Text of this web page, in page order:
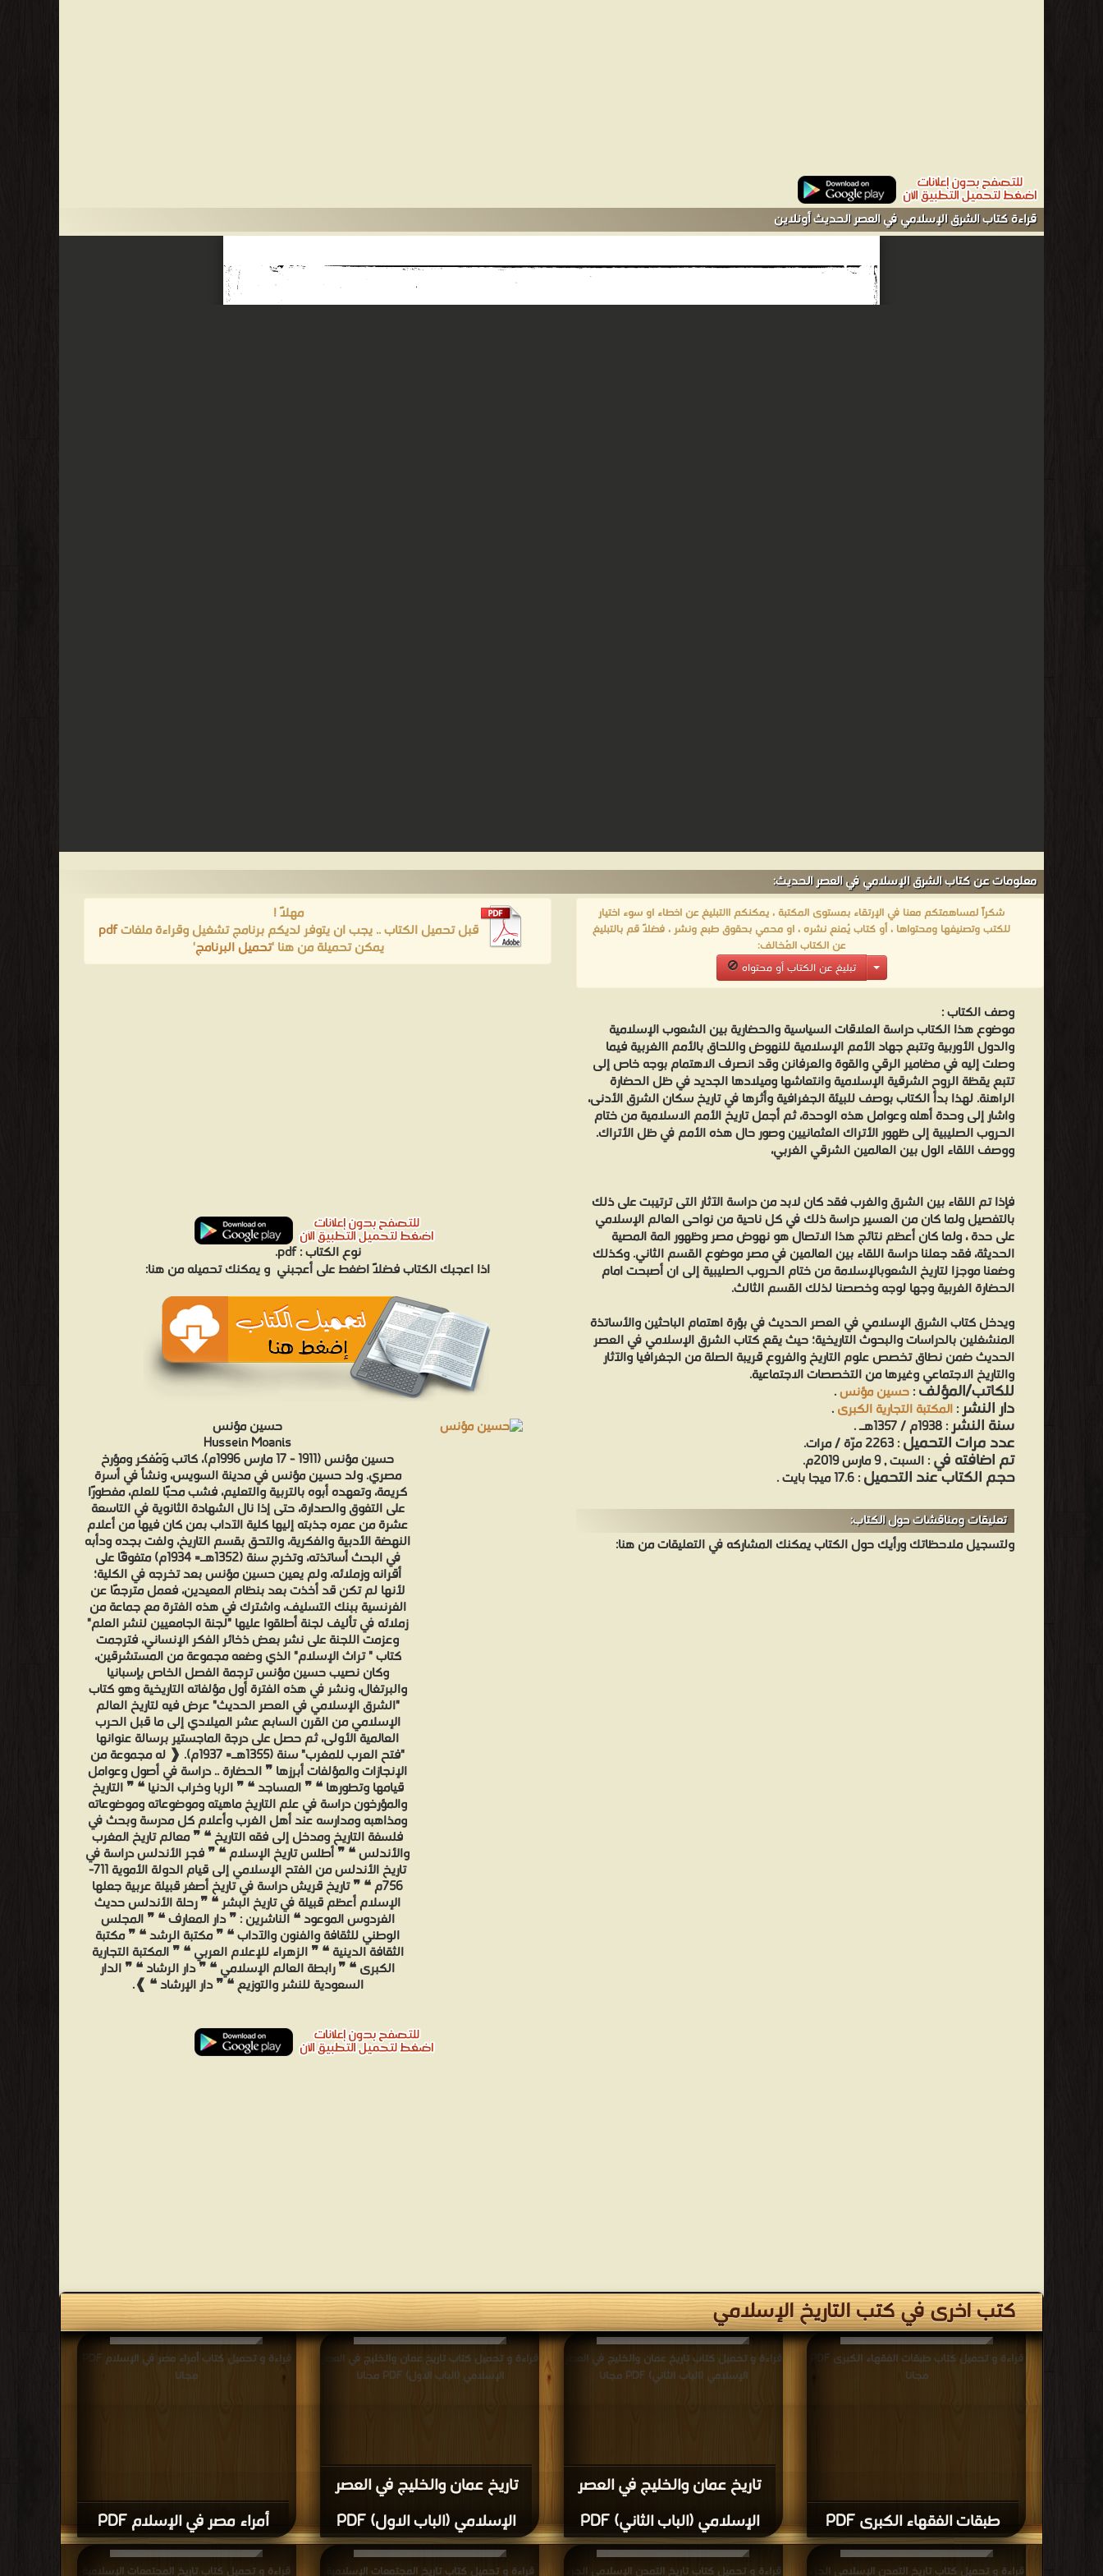
قراءة كتاب الشرق الإسلامي في العصر الحديث أونلاين
معلومات عن كتاب الشرق الإسلامي في العصر الحديث:
شكراً لمساهمتكم معنا في الإرتقاء بمستوى المكتبة ، يمكنكم االتبليغ عن اخطاء او سوء اختيار
للكتب وتصنيفها ومحتواها ، أو كتاب يُمنع نشره ، او محمي بحقوق طبع ونشر ، فضلاً قم بالتبليغ
عن الكتاب المُخالف:
تبليغ عن الكتاب أو محتواه
وصف الكتاب :
موضوع هذا الكتاب دراسة العلاقات السياسية والحضارية بين الشعوب الإسلامية
والدول الأوربية وتتبع جهاد الأمم الإسلامية للنهوض واللحاق بالأمم االغربية فيما
وصلت إليه في مضامير الرقي والقوة والعرفانن وقد انصرف الاهتمام بوجه خاص إلى
تتبع يقظة الروح الشرقية الإسلامية وانتعاشها وميلادها الجديد في ظل الحضارة
الراهنة. لهذا بدأ الكتاب بوصف للبيئة الجغرافية وأثرها في تاريخ سكان الشرق الأدنى،
واشار إلى وحدة أهله وعوامل هذه الوحدة، ثم أجمل تاريخ الأمم الاسلامية من ختام
الحروب الصليبية إلى ظهور الأتراك العثمانيين وصور حال هذه الأمم في ظل الأتراك.
ووصف اللقاء الول بين العالمين الشرقي الغربي،
فإذا تم اللقاء بين الشرق والغرب فقد كان لابد من دراسة الآثار التى ترتيبت على ذلك
بالتفصيل ولما كان من العسير دراسة ذلك في كل ناحية من نواحى العالم الإسلامي
على حدة ، ولما كان أعظم نتائج هذا الاتصال هو نهوض مصر وظهور المة المصية
الحديثة، فقد جعلنا دراسة اللقاء بين العالمين في مصر موضوع القسم الثاني. وكذلك
وضعنا موجزا لتاريخ الشعوبالإسلامة من ختام الحروب الصليبية إلى ان أصبحت امام
الحضارة الغربية وجها لوجه وخصصنا لذلك القسم الثالث.
ويدخل كتاب الشرق الإسلامي في العصر الحديث في بؤرة اهتمام الباحثين والأساتذة
المنشغلين بالدراسات والبحوث التاريخية؛ حيث يقع كتاب الشرق الإسلامي في العصر
الحديث ضمن نطاق تخصص علوم التاريخ والفروع قريبة الصلة من الجغرافيا والآثار
والتاريخ الاجتماعي وغيرها من التخصصات الاجتماعية.
للكاتب/المؤلف:حسين مؤنس.
دار النشر:المكتبة التجارية الكبرى.
سنة النشر: 1938م / 1357هـ .
عدد مرات التحميل: 2263 مرّة / مرات.
تم اضافته في: السبت , 9 مارس 2019م.
حجم الكتاب عند التحميل: 17.6 ميجا بايت .
تعليقات ومناقشات حول الكتاب:
ولتسجيل ملاحظاتك ورأيك حول الكتاب يمكنك المشاركه في التعليقات من هنا:
مهلاً !
قبل تحميل الكتاب .. يجب ان يتوفر لديكم برنامج تشغيل وقراءة ملفاتpdf
يمكن تحميلة من هنا 'تحميل البرنامج'
نوع الكتاب :pdf.
اذا اعجبك الكتاب فضلاً اضغط على أعجبني و يمكنك تحميله من هنا:
حسين مؤنس
Hussein Moanis
حسين مؤنس (1911 - 17 مارس 1996م)، كاتب وَمُفكر ومؤرخ
مصري. ولد حسين مؤنس في مدينة السويس، ونشأ في أسرة
كريمة، وتعهده أبوه بالتربية والتعليم، فشب محبًا للعلم، مفطورًا
على التفوق والصدارة، حتى إذا نال الشهادة الثانوية في التاسعة
عشرة من عمره جذبته إليها كلية الآداب بمن كان فيها من أعلام
النهضة الأدبية والفكرية، والتحق بقسم التاريخ، ولفت بجده ودأبه
في البحث أساتذته، وتخرج سنة (1352هـ= 1934م) متفوقًا على
أقرانه وزملائه، ولم يعين حسين مؤنس بعد تخرجه في الكلية؛
لأنها لم تكن قد أخذت بعد بنظام المعيدين، فعمل مترجمًا عن
الفرنسية ببنك التسليف، واشترك في هذه الفترة مع جماعة من
زملائه في تأليف لجنة أطلقوا عليها "لجنة الجامعيين لنشر العلم"
وعزمت اللجنة على نشر بعض ذخائر الفكر الإنساني، فترجمت
كتاب " تراث الإسلام" الذي وضعه مجموعة من المستشرقين،
وكان نصيب حسين مؤنس ترجمة الفصل الخاص بإسبانيا
والبرتغال، ونشر في هذه الفترة أول مؤلفاته التاريخية وهو كتاب
"الشرق الإسلامي في العصر الحديث" عرض فيه لتاريخ العالم
الإسلامي من القرن السابع عشر الميلادي إلى ما قبل الحرب
العالمية الأولى، ثم حصل على درجة الماجستير برسالة عنوانها
"فتح العرب للمغرب" سنة (1355هـ= 1937م). ❰ له مجموعة من
الإنجازات والمؤلفات أبرزها ❞ الحضارة .. دراسة في أصول وعوامل
قيامها وتطورها ❝ ❞ المساجد ❝ ❞ الربا وخراب الدنيا ❝ ❞ التاريخ
والمؤرخون دراسة في علم التاريخ ماهيته وموضوعاته وموضوعاته
ومذاهبه ومدارسه عند أهل الغرب وأعلام كل مدرسة وبحث في
فلسفة التاريخ ومدخل إلى فقه التاريخ ❝ ❞ معالم تاريخ المغرب
والأندلس ❝ ❞ أطلس تاريخ الإسلام ❝ ❞ فجر الأندلس دراسة في
تاريخ الأندلس من الفتح الإسلامي إلى قيام الدولة الأموية 711-
756م ❝ ❞ تاريخ قريش دراسة في تاريخ أصغر قبيلة عربية جعلها
الإسلام أعظم قبيلة في تاريخ البشر ❝ ❞ رحلة الأندلس حديث
الفردوس الموعود ❝ الناشرين : ❞ دار المعارف ❝ ❞ المجلس
الوطني للثقافة والفنون والآداب ❝ ❞ مكتبة الرشد ❝ ❞ مكتبة
الثقافة الدينية ❝ ❞ الزهراء للإعلام العربي ❝ ❞ المكتبة التجارية
الكبرى ❝ ❞ رابطة العالم الإسلامي ❝ ❞ دار الرشاد ❝ ❞ الدار
السعودية للنشر والتوزيع ❝ ❞ دار الإرشاد ❝ ❱.
كتب اخرى في كتب التاريخ الإسلامي
أمراء مصر في الإسلام PDF
قراءة و تحميل كتاب أمراء مصر في الإسلام PDF
مجانا
تاريخ عمان والخليج في العصر
الإسلامي (الباب الاول) PDF
قراءة و تحميل كتاب تاريخ عمان والخليج في العصر
الإسلامي (الباب الاول) PDF مجانا
تاريخ عمان والخليج في العصر
الإسلامي (الباب الثاني) PDF
قراءة و تحميل كتاب تاريخ عمان والخليج في العصر
الإسلامي (الباب الثاني) PDF مجانا
طبقات الفقهاء الكبرى PDF
قراءة و تحميل كتاب طبقات الفقهاء الكبرى PDF
مجانا
قراءة و تحميل كتاب تاريخ المجتمعات الإسلامية قراءة و تحميل كتاب تاريخ المجتمعات الإسلامية قراءة و تحميل كتاب تاريخ التمدن الإسلامي الجزء قراءة و تحميل كتاب تاريخ التمدن الإسلامي الجزء